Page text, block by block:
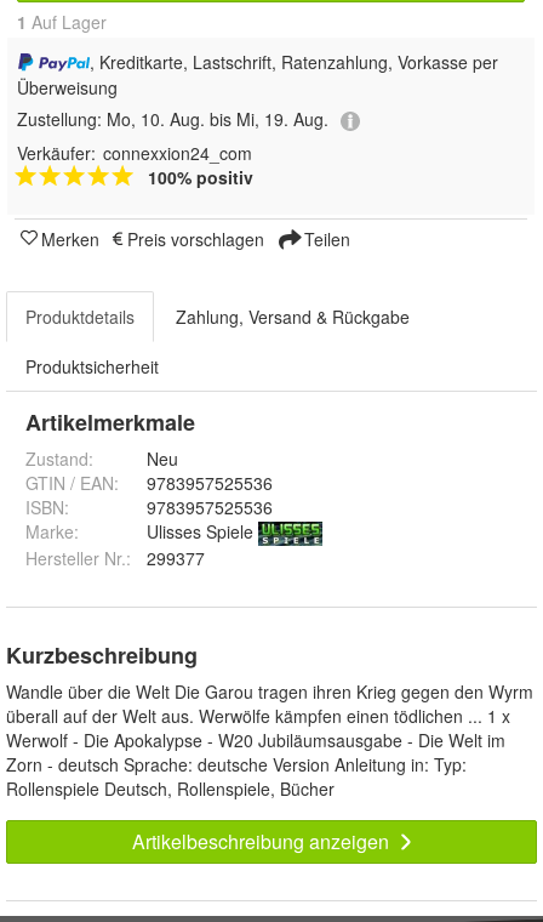
1 Auf Lager
, Kreditkarte, Lastschrift, Ratenzahlung, Vorkasse per
Überweisung
Zustellung: Mo, 10. Aug. bis Mi, 19. Aug.
Verkäufer: connexxion24_com
100% positiv
Merken Preis vorschlagen Teilen
Produktdetails Zahlung, Versand & Rückgabe
Produktsicherheit
Artikelmerkmale
Zustand:
Neu
GTIN / EAN:
9783957525536
ISBN:
9783957525536
Marke:
Ulisses Spiele
Hersteller Nr.:
299377
Kurzbeschreibung
Wandle über die Welt Die Garou tragen ihren Krieg gegen den Wyrm
überall auf der Welt aus. Werwölfe kämpfen einen tödlichen ... 1 x
Werwolf - Die Apokalypse - W20 Jubiläumsausgabe - Die Welt im
Zorn - deutsch Sprache: deutsche Version Anleitung in: Typ:
Rollenspiele Deutsch, Rollenspiele, Bücher
Artikelbeschreibung anzeigen